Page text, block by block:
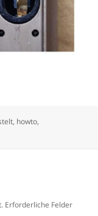
, howto,
Erforderliche Felder